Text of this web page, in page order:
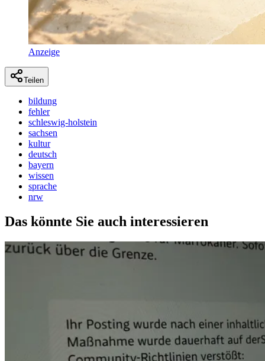
Anzeige
Teilen
bildung
fehler
schleswig-holstein
sachsen
kultur
deutsch
bayern
wissen
sprache
nrw
Das könnte Sie auch interessieren